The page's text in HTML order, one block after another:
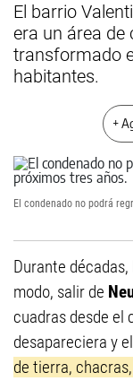
El barrio
era un área de
transformado
habitantes.
+
El condenado no podrá
Durante décadas,
modo, salir de
cuadras desde el
desapareciera y
de tierra,